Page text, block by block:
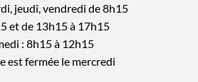
jeudi, vendredi de 8h15
et de 13h15 à 17h15
: 8h15 à 12h15
est fermée le mercredi